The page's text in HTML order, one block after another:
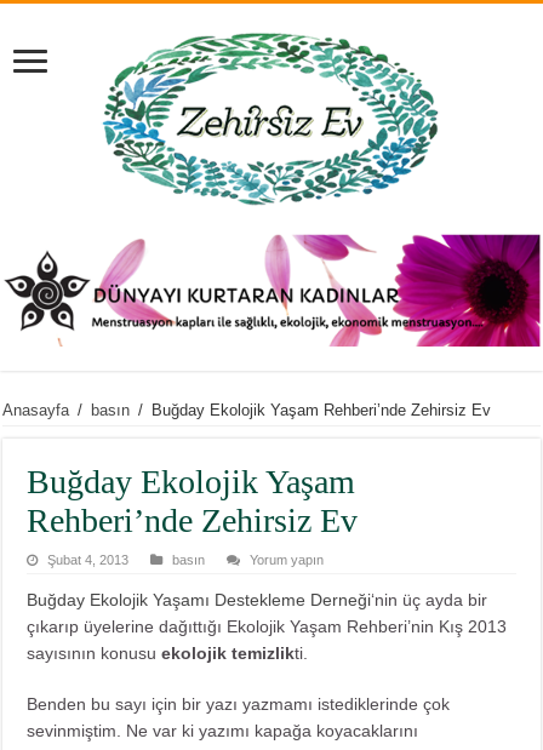
Anasayfa / basın / Buğday Ekolojik Yaşam Rehberi’nde Zehirsiz Ev
Buğday Ekolojik Yaşam
Rehberi’nde Zehirsiz Ev
Şubat 4, 2013 basın Yorum yapın
Buğday Ekolojik Yaşamı Destekleme Derneği‘nin üç ayda bir
çıkarıp üyelerine dağıttığı Ekolojik Yaşam Rehberi’nin Kış 2013
sayısının konusuekolojik temizlikti.
Benden bu sayı için bir yazı yazmamı istediklerinde çok
sevinmiştim. Ne var ki yazımı kapağa koyacaklarını